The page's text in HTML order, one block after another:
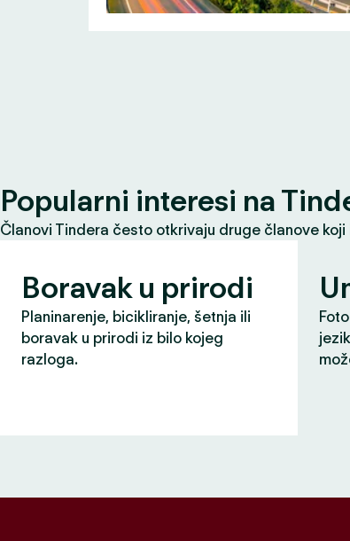
Popularni interesi na
Članovi Tindera često otkrivaju druge članove
Boravak u prirodi
Planinarenje, bicikliranje, šetnja ili
boravak u prirodi iz bilo kojeg
razloga.